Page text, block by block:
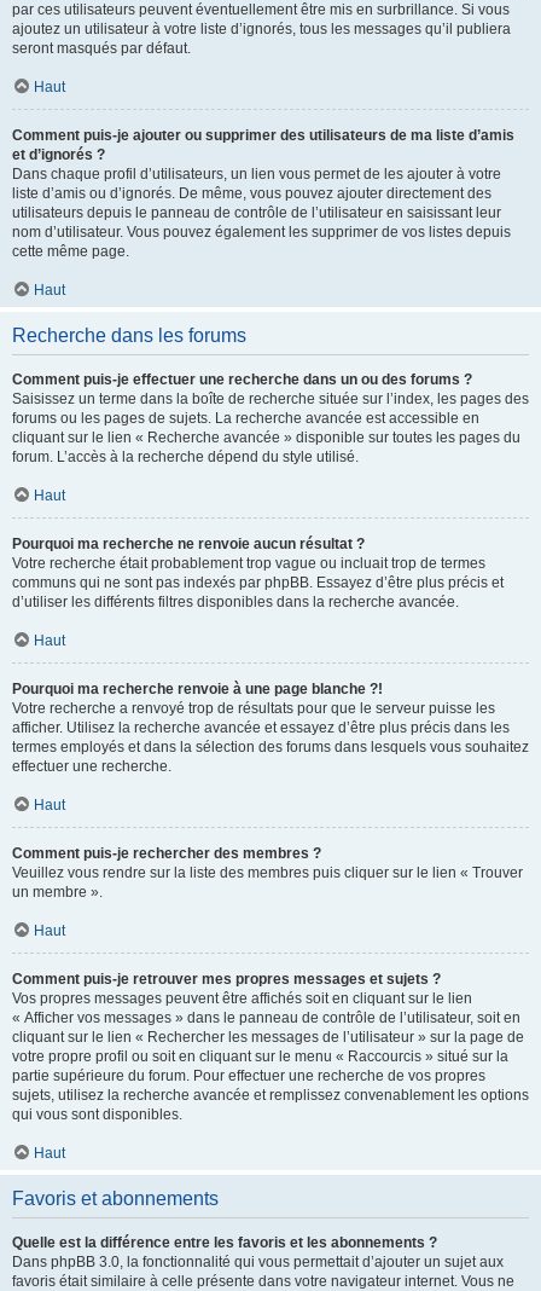
par ces utilisateurs peuvent éventuellement être mis en surbrillance. Si vous
ajoutez un utilisateur à votre liste d’ignorés, tous les messages qu’il publiera
seront masqués par défaut.
Haut
Comment puis-je ajouter ou supprimer des utilisateurs de ma liste d’amis
et d’ignorés ?
Dans chaque profil d’utilisateurs, un lien vous permet de les ajouter à votre
liste d’amis ou d’ignorés. De même, vous pouvez ajouter directement des
utilisateurs depuis le panneau de contrôle de l’utilisateur en saisissant leur
nom d’utilisateur. Vous pouvez également les supprimer de vos listes depuis
cette même page.
Haut
Recherche dans les forums
Comment puis-je effectuer une recherche dans un ou des forums ?
Saisissez un terme dans la boîte de recherche située sur l’index, les pages des
forums ou les pages de sujets. La recherche avancée est accessible en
cliquant sur le lien « Recherche avancée » disponible sur toutes les pages du
forum. L’accès à la recherche dépend du style utilisé.
Haut
Pourquoi ma recherche ne renvoie aucun résultat ?
Votre recherche était probablement trop vague ou incluait trop de termes
communs qui ne sont pas indexés par phpBB. Essayez d’être plus précis et
d’utiliser les différents filtres disponibles dans la recherche avancée.
Haut
Pourquoi ma recherche renvoie à une page blanche ?!
Votre recherche a renvoyé trop de résultats pour que le serveur puisse les
afficher. Utilisez la recherche avancée et essayez d’être plus précis dans les
termes employés et dans la sélection des forums dans lesquels vous souhaitez
effectuer une recherche.
Haut
Comment puis-je rechercher des membres ?
Veuillez vous rendre sur la liste des membres puis cliquer sur le lien « Trouver
un membre ».
Haut
Comment puis-je retrouver mes propres messages et sujets ?
Vos propres messages peuvent être affichés soit en cliquant sur le lien
« Afficher vos messages » dans le panneau de contrôle de l’utilisateur, soit en
cliquant sur le lien « Rechercher les messages de l’utilisateur » sur la page de
votre propre profil ou soit en cliquant sur le menu « Raccourcis » situé sur la
partie supérieure du forum. Pour effectuer une recherche de vos propres
sujets, utilisez la recherche avancée et remplissez convenablement les options
qui vous sont disponibles.
Haut
Favoris et abonnements
Quelle est la différence entre les favoris et les abonnements ?
Dans phpBB 3.0, la fonctionnalité qui vous permettait d’ajouter un sujet aux
favoris était similaire à celle présente dans votre navigateur internet. Vous ne